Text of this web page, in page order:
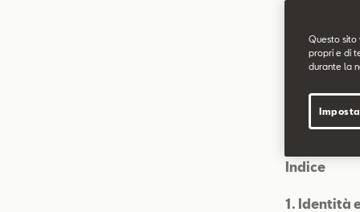
La
personali.
Indice
1. Identità
Questo sito
propri e di
durante la